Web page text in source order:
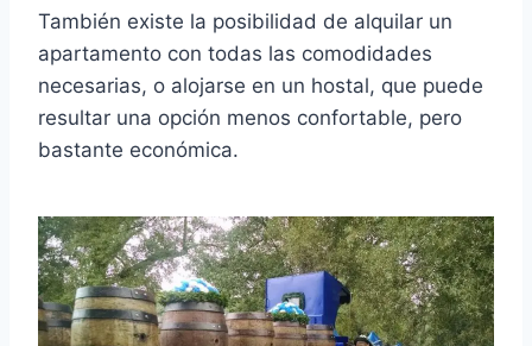
También existe la posibilidad de alquilar un
apartamento con todas las comodidades
necesarias, o alojarse en un hostal, que puede
resultar una opción menos confortable, pero
bastante económica.